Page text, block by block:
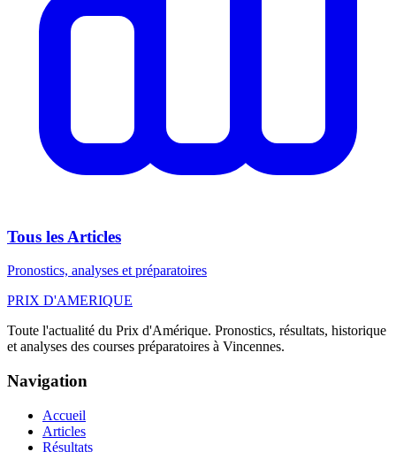
Tous les Articles
Pronostics, analyses et préparatoires
PRIX D'AMERIQUE
Toute l'actualité du Prix d'Amérique. Pronostics, résultats, historique
et analyses des courses préparatoires à Vincennes.
Navigation
Accueil
Articles
Résultats